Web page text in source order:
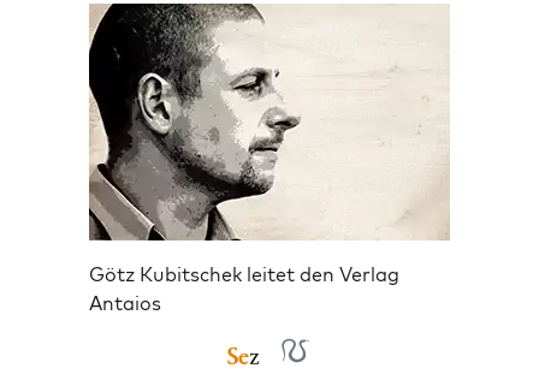
Götz Kubitschek leitet den Verlag
Antaios